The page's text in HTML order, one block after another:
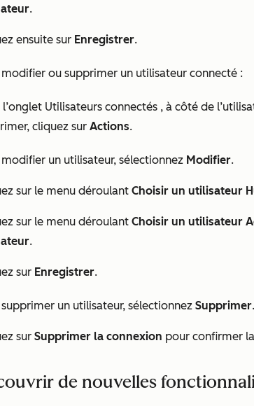
.
ensuite sur Enregistrer.
modifier ou supprimer un utilisateur connecté :
l’onglet Utilisateurs connectés , à côté de
cliquez sur Actions.
modifier un utilisateur, sélectionnez Modifier.
sur le menu déroulant Choisir un utilisateur
sur le menu déroulant Choisir un utilisateur
.
sur Enregistrer.
supprimer un utilisateur, sélectionnez Supprimer.
sur Supprimer la connexion pour confirmer
de nouvelles